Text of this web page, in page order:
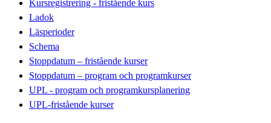
Kursregistrering - fristående kurs
Ladok
Läsperioder
Schema
Stoppdatum – fristående kurser
Stoppdatum – program och programkurser
UPL - program och programkursplanering
UPL-fristående kurser